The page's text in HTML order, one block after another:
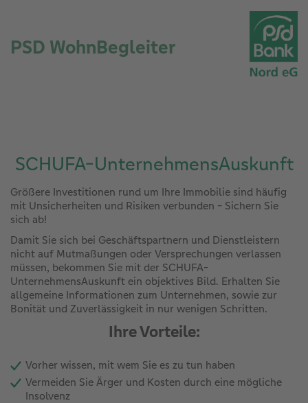
PSD WohnBegleiter
SCHUFA-UnternehmensAuskunft
Größere Investitionen rund um Ihre Immobilie sind häufig
mit Unsicherheiten und Risiken verbunden - Sichern Sie
sich ab!
Damit Sie sich bei Geschäftspartnern und Dienstleistern
nicht auf Mutmaßungen oder Versprechungen verlassen
müssen, bekommen Sie mit der SCHUFA-
UnternehmensAuskunft ein objektives Bild. Erhalten Sie
allgemeine Informationen zum Unternehmen, sowie zur
Bonität und Zuverlässigkeit in nur wenigen Schritten.
Ihre Vorteile:
Vorher wissen, mit wem Sie es zu tun haben
Vermeiden Sie Ärger und Kosten durch eine mögliche
Insolvenz